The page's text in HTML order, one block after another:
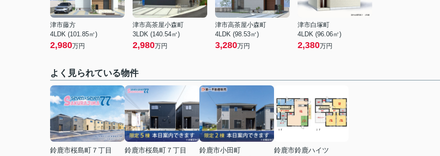
津市藤方
4LDK (101.85㎡)
2,980万円
津市高茶屋小森町
3LDK (140.54㎡)
2,980万円
津市高茶屋小森町
4LDK (98.53㎡)
3,280万円
津市白塚町
4LDK (96.06㎡)
2,380万円
よく見られている物件
鈴鹿市桜島町７丁目
鈴鹿市桜島町７丁目
鈴鹿市小田町
鈴鹿市鈴鹿ハイツ